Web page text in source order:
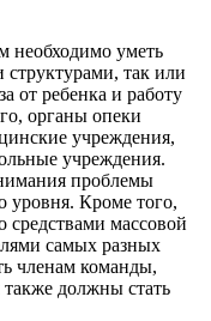
необходимо уметь
структурами, так или
от ребенка и работу
органы опеки
учреждения,
учреждения.
проблемы
уровня. Кроме того,
средствами массовой
самых разных
членам команды,
должны стать